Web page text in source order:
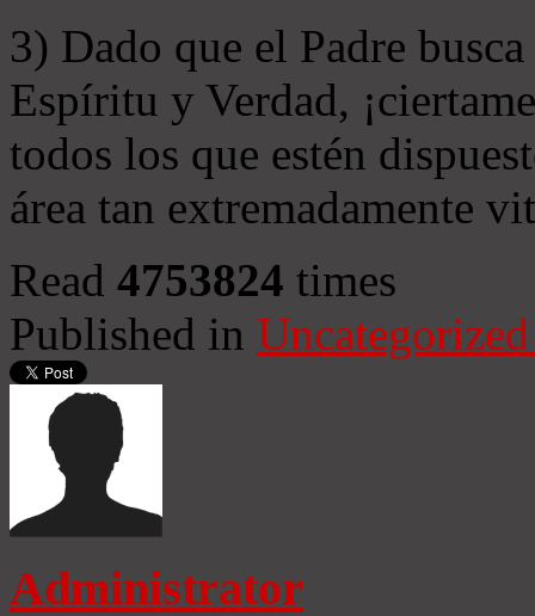
3) Dado que el Padre
Espíritu y Verdad,
todos los que estén
área tan extremadamente
Read 4753824 times
Published in
Administrator